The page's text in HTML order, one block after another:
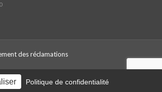
des réclamations
Politique de confidentialité